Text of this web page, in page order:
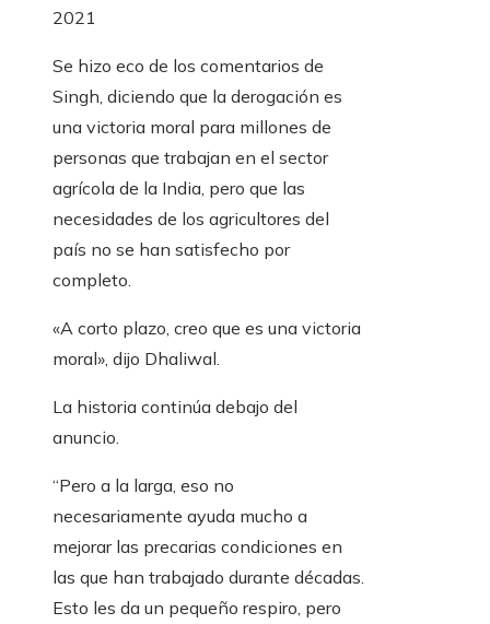
2021
Se hizo eco de los comentarios de
Singh, diciendo que la derogación es
una victoria moral para millones de
personas que trabajan en el sector
agrícola de la India, pero que las
necesidades de los agricultores del
país no se han satisfecho por
completo.
«A corto plazo, creo que es una victoria
moral», dijo Dhaliwal.
La historia continúa debajo del
anuncio.
“Pero a la larga, eso no
necesariamente ayuda mucho a
mejorar las precarias condiciones en
las que han trabajado durante décadas.
Esto les da un pequeño respiro, pero